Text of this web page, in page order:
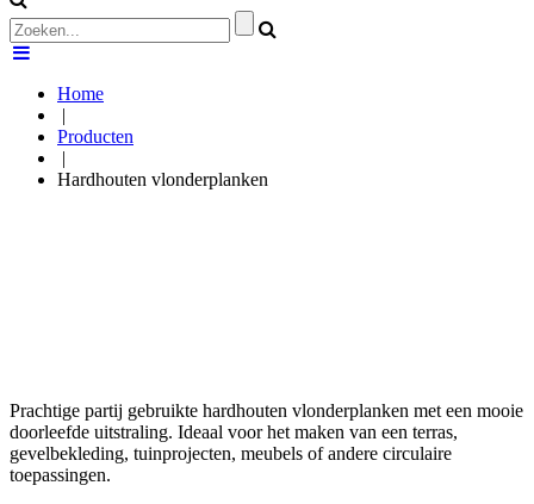
Home
|
Producten
|
Hardhouten vlonderplanken
Prachtige partij gebruikte hardhouten vlonderplanken met een mooie
doorleefde uitstraling. Ideaal voor het maken van een terras,
gevelbekleding, tuinprojecten, meubels of andere circulaire
toepassingen.